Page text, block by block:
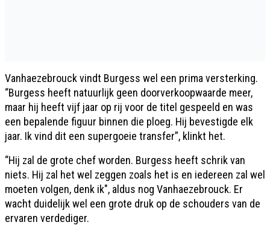
Vanhaezebrouck vindt Burgess wel een prima versterking.
“Burgess heeft natuurlijk geen doorverkoopwaarde meer,
maar hij heeft vijf jaar op rij voor de titel gespeeld en was
een bepalende figuur binnen die ploeg. Hij bevestigde elk
jaar. Ik vind dit een supergoeie transfer”, klinkt het.
“Hij zal de grote chef worden. Burgess heeft schrik van
niets. Hij zal het wel zeggen zoals het is en iedereen zal wel
moeten volgen, denk ik", aldus nog Vanhaezebrouck. Er
wacht duidelijk wel een grote druk op de schouders van de
ervaren verdediger.